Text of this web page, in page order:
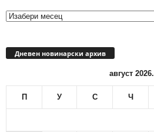
Дневен новинарски архив
август 2026.
П У С Ч